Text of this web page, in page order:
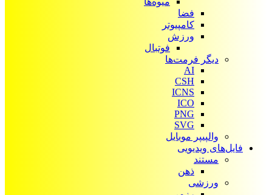
فضا
کامپیوتر
ورزش
فوتبال
دیگر فرمت‌ها
AI
CSH
ICNS
ICO
PNG
SVG
والپیپر موبایل
فایل‌های ویدیویی
مستند
ذهن
ورزشی